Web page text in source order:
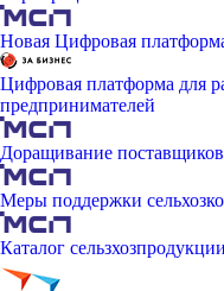
Новая Цифровая
Цифровая платформа для
предпринимателей
Доращивание поставщиков
Меры поддержки
Каталог сельзхозпродукции